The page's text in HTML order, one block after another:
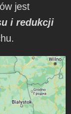
jest
i redukcji